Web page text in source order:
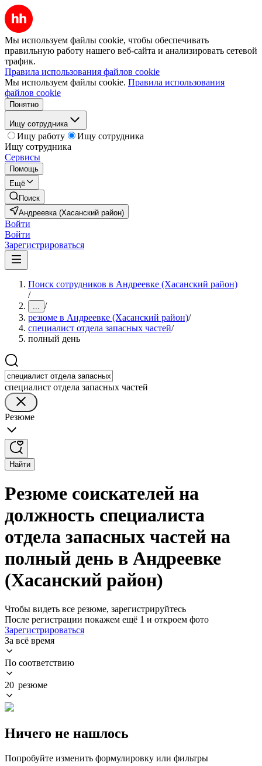
Мы используем файлы cookie, чтобы обеспечивать
правильную работу нашего веб-сайта и анализировать сетевой
трафик.
Правила использования файлов cookie
Мы используем файлы cookie. Правила использования
файлов cookie
Понятно
Ищу сотрудника
Ищу работу
Ищу сотрудника
Ищу сотрудника
Сервисы
Помощь
Ещё
Поиск
Андреевка (Хасанский район)
Войти
Войти
Зарегистрироваться
Поиск сотрудников в Андреевке (Хасанский район)
/
... /
резюме в Андреевке (Хасанский район)/
специалист отдела запасных частей/
полный день
специалист отдела запасных частей
Резюме
Найти
Резюме соискателей на
должность специалиста
отдела запасных частей на
полный день в Андреевке
(Хасанский район)
Чтобы видеть все резюме, зарегистрируйтесь
После регистрации покажем ещё 1 и откроем фото
Зарегистрироваться
За всё время
По соответствию
20 резюме
Ничего не нашлось
Попробуйте изменить формулировку или фильтры